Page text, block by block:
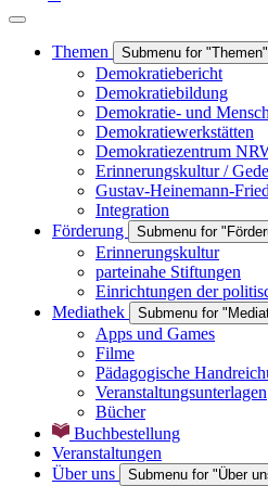
Themen Submenu for "Themen"
Demokratiebericht
Demokratiebildung
Demokratie- und
Demokratiewerkstätten
Demokratiezentrum
Erinnerungskultur /
Gustav-Heinemann-
Integration
Förderung
Submenu for
Erinnerungskultur
parteinahe Stiftungen
Einrichtungen der
Mediathek
Submenu for
Apps und Games
Filme
Pädagogische
Veranstaltungsunterlagen
Bücher
Buchbestellung
Veranstaltungen
Über uns
Submenu for "Über